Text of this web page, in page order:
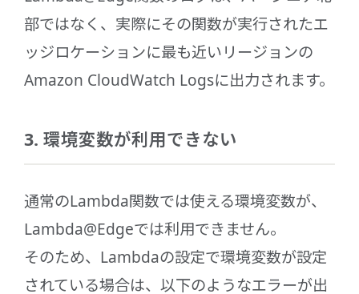
部ではなく、実際にその関数が実行されたエ
ッジロケーションに最も近いリージョンの
Amazon CloudWatch Logsに出力されます。
3. 環境変数が利用できない
通常のLambda関数では使える環境変数が、
Lambda@Edgeでは利用できません。
そのため、Lambdaの設定で環境変数が設定
されている場合は、以下のようなエラーが出